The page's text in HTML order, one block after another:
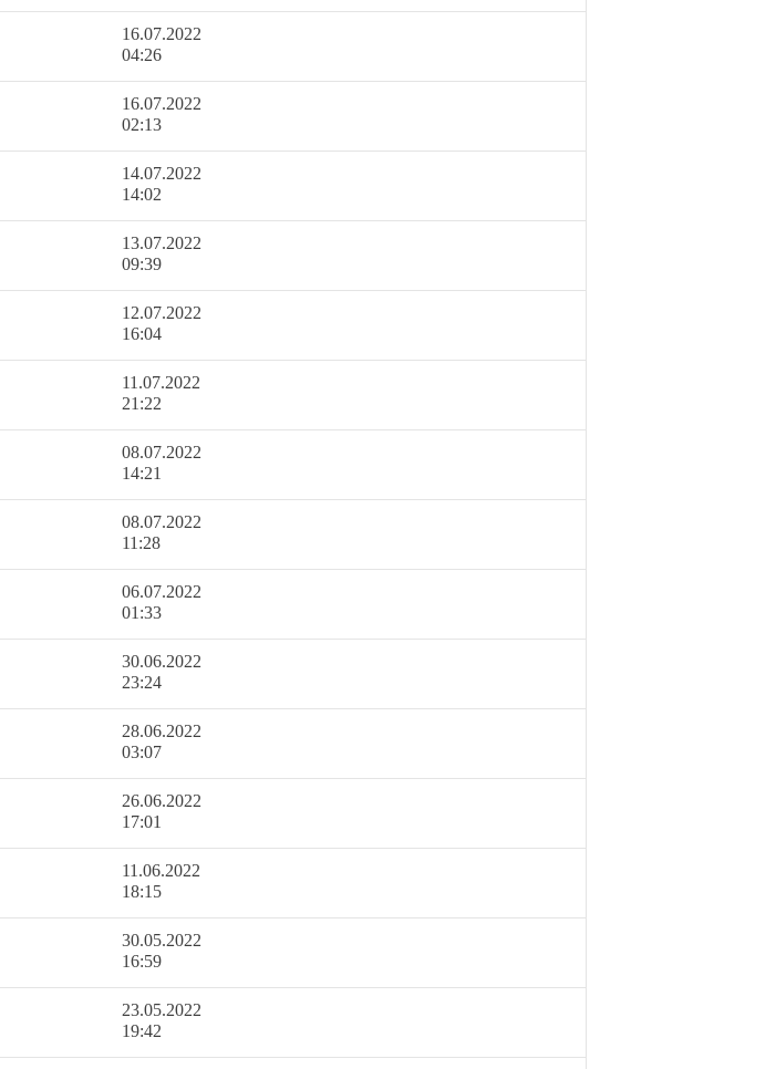
16.07.2022
04:26
16.07.2022
02:13
14.07.2022
14:02
13.07.2022
09:39
12.07.2022
16:04
11.07.2022
21:22
08.07.2022
14:21
08.07.2022
11:28
06.07.2022
01:33
30.06.2022
23:24
28.06.2022
03:07
26.06.2022
17:01
11.06.2022
18:15
30.05.2022
16:59
23.05.2022
19:42